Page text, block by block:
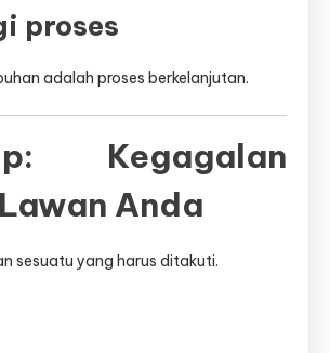
proses
adalah proses berkelanjutan.
Kegagalan
Anda
sesuatu yang harus ditakuti.